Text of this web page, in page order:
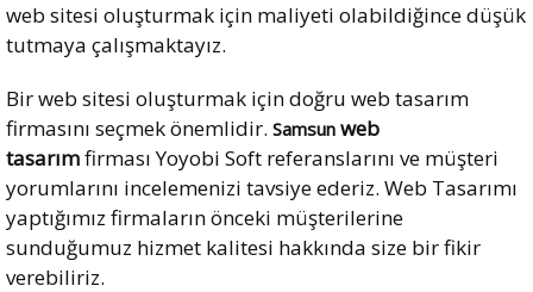
web sitesi oluşturmak için maliyeti olabildiğince düşük
tutmaya çalışmaktayız.
Bir web sitesi oluşturmak için doğru web tasarım
firmasını seçmek önemlidir. Samsun web
tasarımfirması Yoyobi Soft referanslarını ve müşteri
yorumlarını incelemenizi tavsiye ederiz. Web Tasarımı
yaptığımız firmaların önceki müşterilerine
sunduğumuz hizmet kalitesi hakkında size bir fikir
verebiliriz.